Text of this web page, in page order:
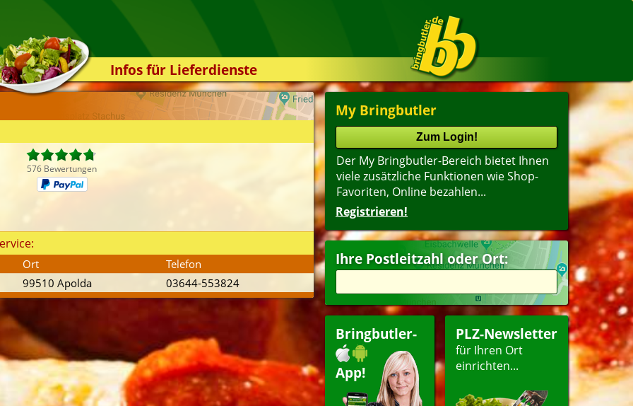
Infos für Lieferdienste
Kassensystem
Zuverlässigkeit
Kontakt
My Bringbutler
Der My Bringbutler-Bereich bietet Ihnen
viele zusätzliche Funktionen wie Shop-
Favoriten, Online bezahlen...
Registrieren!
Ihre Postleitzahl oder Ort:
Bringbutler-
App!
PLZ-Newsletter
für Ihren Ort
einrichten...
576 Bewertungen
Ort
Telefon
99510 Apolda 03644-553824